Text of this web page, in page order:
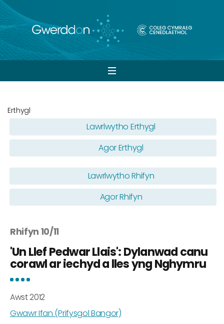
Open
Erthygl
Lawrlwytho Erthygl
Agor Erthygl
Lawrlwytho Rhifyn
Agor Rhifyn
Rhifyn 10/11
'Un Llef Pedwar Llais': Dylanwad canu
corawl ar iechyd a lles yng Nghymru
Awst 2012
Gwawr Ifan (Prifysgol Bangor)